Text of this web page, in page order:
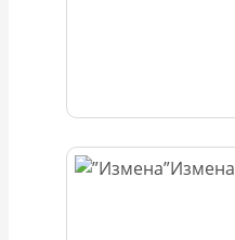
Измена